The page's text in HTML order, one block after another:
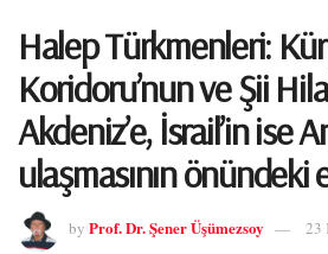
Halep Türkmenleri:
Koridoru’nun ve Şii
Akdeniz’e, İsrail’in ise
ulaşmasının önündeki
by Prof. Dr. Şener Üşümezsoy 23